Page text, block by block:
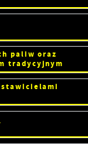
paliw oraz
tradycyjnym